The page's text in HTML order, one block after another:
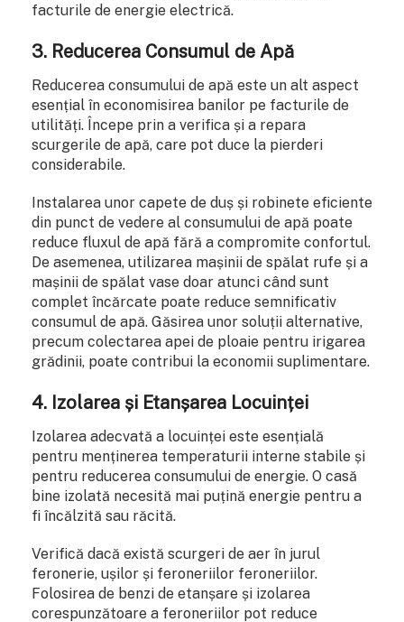
facturile de energie electrică.
3. Reducerea Consumul de Apă
Reducerea consumului de apă este un alt aspect
esențial în economisirea banilor pe facturile de
utilități. Începe prin a verifica și a repara
scurgerile de apă, care pot duce la pierderi
considerabile.
Instalarea unor capete de duș și robinete eficiente
din punct de vedere al consumului de apă poate
reduce fluxul de apă fără a compromite confortul.
De asemenea, utilizarea mașinii de spălat rufe și a
mașinii de spălat vase doar atunci când sunt
complet încărcate poate reduce semnificativ
consumul de apă. Găsirea unor soluții alternative,
precum colectarea apei de ploaie pentru irigarea
grădinii, poate contribui la economii suplimentare.
4. Izolarea și Etanșarea Locuinței
Izolarea adecvată a locuinței este esențială
pentru menținerea temperaturii interne stabile și
pentru reducerea consumului de energie. O casă
bine izolată necesită mai puțină energie pentru a
fi încălzită sau răcită.
Verifică dacă există scurgeri de aer în jurul
feronerie, ușilor și feroneriilor feroneriilor.
Folosirea de benzi de etanșare și izolarea
corespunzătoare a feroneriilor pot reduce